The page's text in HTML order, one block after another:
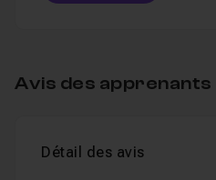
Avis des apprenants
Détail des avis